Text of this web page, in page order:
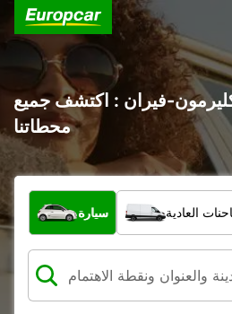
فيران : اكتشف جميع
محطاتنا
ما نوع المركبة؟
سيارة العادية